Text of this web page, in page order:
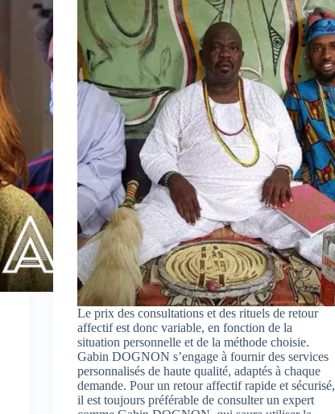
Le prix des consultations et des rituels de retour
affectif est donc variable, en fonction de la
situation personnelle et de la méthode choisie.
Gabin DOGNON s’engage à fournir des services
personnalisés de haute qualité, adaptés à chaque
demande. Pour un retour affectif rapide et sécurisé,
il est toujours préférable de consulter un expert